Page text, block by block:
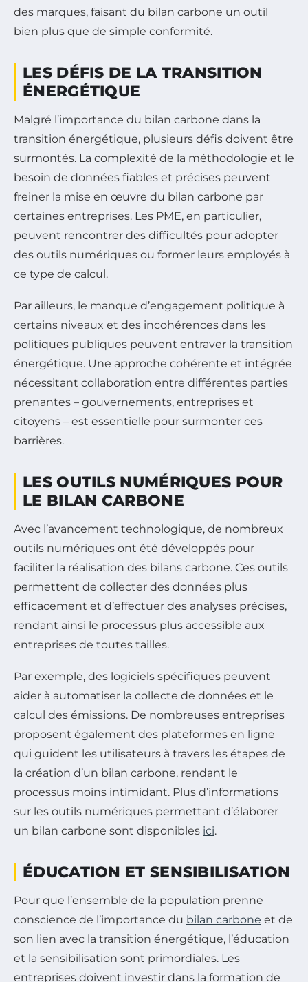
des marques, faisant du bilan carbone un outil
bien plus que de simple conformité.
LES DÉFIS DE LA TRANSITION
ÉNERGÉTIQUE
Malgré l’importance du bilan carbone dans la
transition énergétique, plusieurs défis doivent être
surmontés. La complexité de la méthodologie et le
besoin de données fiables et précises peuvent
freiner la mise en œuvre du bilan carbone par
certaines entreprises. Les PME, en particulier,
peuvent rencontrer des difficultés pour adopter
des outils numériques ou former leurs employés à
ce type de calcul.
Par ailleurs, le manque d’engagement politique à
certains niveaux et des incohérences dans les
politiques publiques peuvent entraver la transition
énergétique. Une approche cohérente et intégrée
nécessitant collaboration entre différentes parties
prenantes – gouvernements, entreprises et
citoyens – est essentielle pour surmonter ces
barrières.
LES OUTILS NUMÉRIQUES POUR
LE BILAN CARBONE
Avec l’avancement technologique, de nombreux
outils numériques ont été développés pour
faciliter la réalisation des bilans carbone. Ces outils
permettent de collecter des données plus
efficacement et d’effectuer des analyses précises,
rendant ainsi le processus plus accessible aux
entreprises de toutes tailles.
Par exemple, des logiciels spécifiques peuvent
aider à automatiser la collecte de données et le
calcul des émissions. De nombreuses entreprises
proposent également des plateformes en ligne
qui guident les utilisateurs à travers les étapes de
la création d’un bilan carbone, rendant le
processus moins intimidant. Plus d’informations
sur les outils numériques permettant d’élaborer
un bilan carbone sont disponibles ici.
ÉDUCATION ET SENSIBILISATION
Pour que l’ensemble de la population prenne
conscience de l’importance du bilan carbone et de
son lien avec la transition énergétique, l’éducation
et la sensibilisation sont primordiales. Les
entreprises doivent investir dans la formation de